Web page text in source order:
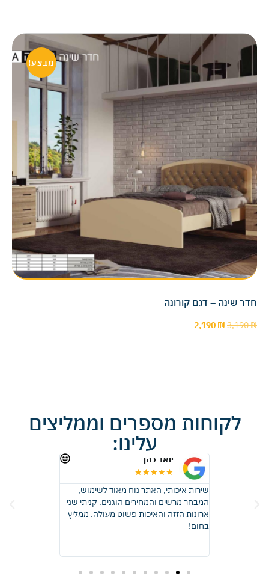
מבצע!
חדר שינה – דגם קורונה
3,190₪
2,190 ₪
לקוחות מספרים וממליצים
עלינו:
יואב כהן
★
★
★
★
★
שירות איכותי, האתר נוח מאוד לשימוש,
המבחר מרשים והמחירים הוגנים. קניתי שני
ארונות הזזה והאיכות פשוט מעולה. ממליץ
בחום!